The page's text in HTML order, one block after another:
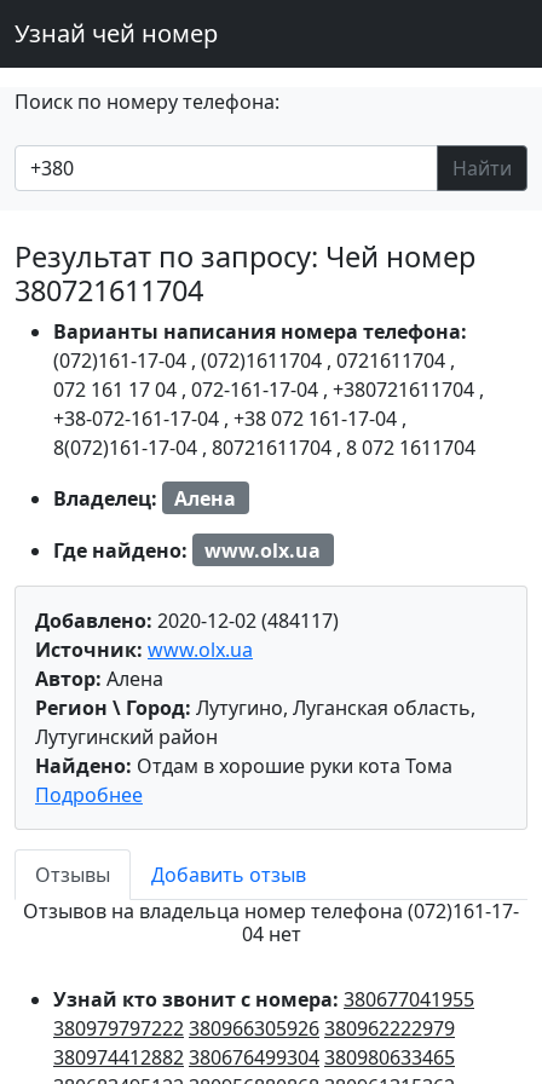
Узнай чей номер
Поиск по номеру телефона:
Найти
Результат по запросу: Чей номер
380721611704
Варианты написания номера телефона:
(072)161-17-04 , (072)1611704 , 0721611704 ,
072 161 17 04 , 072-161-17-04 , +380721611704 ,
+38-072-161-17-04 , +38 072 161-17-04 ,
8(072)161-17-04 , 80721611704 , 8 072 1611704
Владелец:
Алена
Где найдено:
www.olx.ua
Добавлено: 2020-12-02 (484117)
Источник: www.olx.ua
Автор: Алена
Регион \ Город: Лутугино, Луганская область,
Лутугинский район
Найдено: Отдам в хорошие руки кота Тома
Подробнее
Отзывы
Добавить отзыв
Отзывов на владельца номер телефона (072)161-17-
04 нет
Узнай кто звонит с номера: 380677041955
380979797222380966305926380962222979
380974412882380676499304380980633465